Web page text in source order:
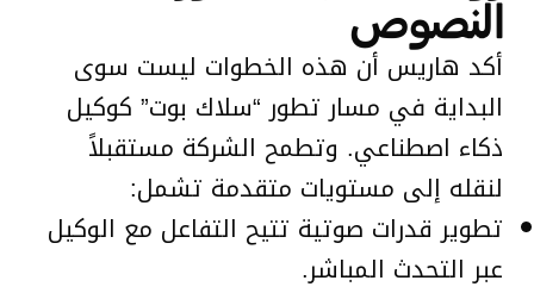
النصوص
أكد هاريس أن هذه الخطوات ليست سوى
البداية في مسار تطور “سلاك بوت” كوكيل
ذكاء اصطناعي. وتطمح الشركة مستقبلاً
لنقله إلى مستويات متقدمة تشمل:
تطوير قدرات صوتية تتيح التفاعل مع الوكيل
عبر التحدث المباشر.